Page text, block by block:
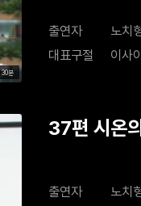
30분
출연자
노치
대표구절
이사
37편 시온
출연자
노치